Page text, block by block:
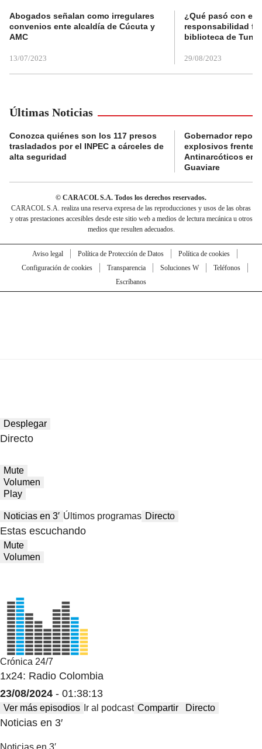
Abogados señalan como irregulares
convenios ente alcaldía de Cúcuta y
AMC
13/07/2023
¿Qué pasó con el
responsabilidad
biblioteca de
29/08/2023
Últimas Noticias
Conozca quiénes son los 117 presos
trasladados por el INPEC a cárceles de
alta seguridad
Gobernador
explosivos frente a
Antinarcóticos en
Guaviare
© CARACOL S.A. Todos los derechos reservados.
CARACOL S.A. realiza una reserva expresa de las reproducciones y usos de las obras
y otras prestaciones accesibles desde este sitio web a medios de lectura mecánica u otros
medios que resulten adecuados.
Aviso legal Política de Protección de Datos
Política de cookies
Configuración de cookies
Transparencia Soluciones W
Teléfonos
Escríbanos
Desplegar
Directo
Mute
Volumen
Play
Noticias en 3′ Últimos programas Directo
Estas escuchando
Mute
Volumen
Crónica 24/7
1x24: Radio Colombia
23/08/2024 - 01:38:13
Ver más episodios Ir al podcast Compartir Directo
Noticias en 3′